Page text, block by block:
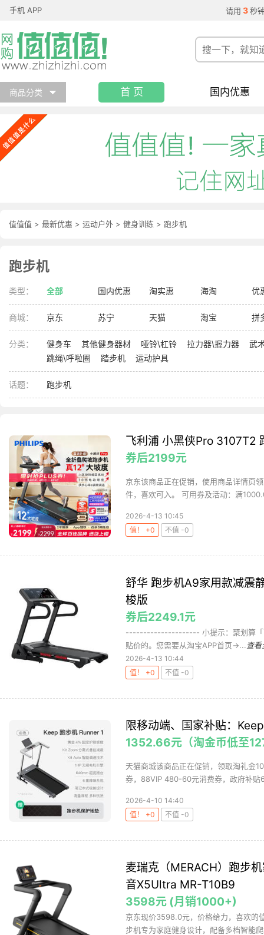
手机 APP 请用 3 秒
商品分类 首 页 国内优惠
值值值 > 最新优惠 > 运动户外 > 健身训练 > 跑步机
跑步机
类型： 全部 国内优惠 淘实惠 海淘 优
商城： 京东 苏宁 天猫 淘宝 拼
分类： 健身车 其他健身器材 哑铃\杠铃 拉力器\握力器
武
跳绳\呼啦圈
踏步机 运动护具
话题： 跑步机
飞利浦 小黑侠Pro 3107T2
券后2199元
京东该商品正在促销，使用商品详情页
件，喜欢可入。 可用券及活动：满
2026-4-13 10:45
值！ +0
不值 -0
舒华 跑步机A9家用款减震
梭版
券后2249.1元
--------------------- 小提示：聚划算「百
贴价的。您需要从淘宝APP首页->... 查看
2026-4-13 10:44
值！ +0
不值 -0
限移动端、国家补贴：
1352.66元（淘金币低至
天猫商城该商品正在促销，领取淘礼金
券，88VIP 480-60元消费券，政府补贴
2026-4-10 14:40
值！ +0
不值 -0
麦瑞克（MERACH）跑步
音X5Ultra MR-T10B9
3598元 (月销1000+)
京东现价3598.0元，价格给力，喜欢的
步机专为家庭健身设计，配备多档智能